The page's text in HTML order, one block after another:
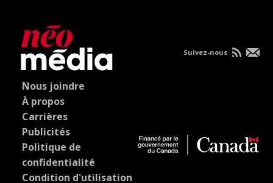
Nous joindre
À propos
Carrières
Publicités
Politique de
confidentialité
Condition d'utilisation
Suivez-nous